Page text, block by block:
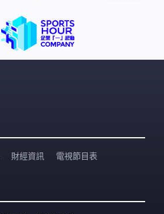
財經資訊 電視節目表